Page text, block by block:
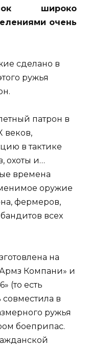
широко
очень
сделано в
ружья
патрон в
веков,
в тактике
охоты и…
времена
оружие
фермеров,
всех
на
Компани» и
(то есть
совместила в
ружья
боеприпас.